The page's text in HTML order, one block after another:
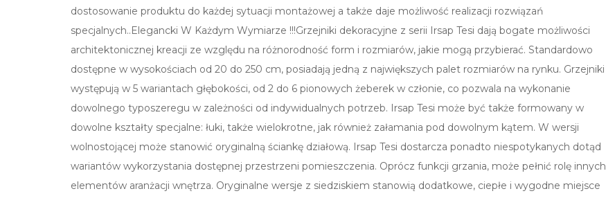
dostosowanie produktu do każdej sytuacji montażowej a także daje możliwość realizacji rozwiązań
specjalnych..Elegancki W Każdym Wymiarze !!!Grzejniki dekoracyjne z serii Irsap Tesi dają bogate możliwości
architektonicznej kreacji ze względu na różnorodność form i rozmiarów, jakie mogą przybierać. Standardowo
dostępne w wysokościach od 20 do 250 cm, posiadają jedną z największych palet rozmiarów na rynku. Grzejniki
występują w 5 wariantach głębokości, od 2 do 6 pionowych żeberek w członie, co pozwala na wykonanie
dowolnego typoszeregu w zależności od indywidualnych potrzeb. Irsap Tesi może być także formowany w
dowolne kształty specjalne: łuki, także wielokrotne, jak również załamania pod dowolnym kątem. W wersji
wolnostojącej może stanowić oryginalną ściankę działową. Irsap Tesi dostarcza ponadto niespotykanych dotąd
wariantów wykorzystania dostępnej przestrzeni pomieszczenia. Oprócz funkcji grzania, może pełnić rolę innych
elementów aranżacji wnętrza. Oryginalne wersje z siedziskiem stanowią dodatkowe, ciepłe i wygodne miejsce